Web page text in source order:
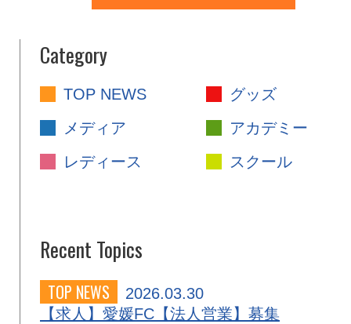
Category
TOP NEWS
グッズ
メディア
アカデミー
レディース
スクール
Recent Topics
TOP NEWS
2026.03.30
【求人】愛媛FC【法人営業】募集